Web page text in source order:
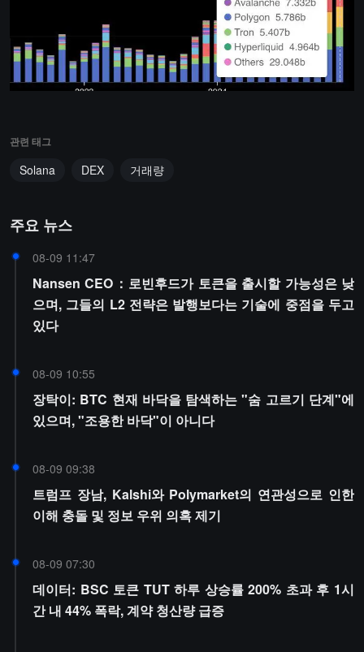
관련 태그
Solana DEX 거래량
주요 뉴스
08-09 11:47
Nansen CEO：로빈후드가 토큰을 출시할 가능성은 낮
으며, 그들의 L2 전략은 발행보다는 기술에 중점을 두고
있다
08-09 10:55
장탁이: BTC 현재 바닥을 탐색하는 "숨 고르기 단계"에
있으며, "조용한 바닥"이 아니다
08-09 09:38
트럼프 장남, Kalshi와 Polymarket의 연관성으로 인한
이해 충돌 및 정보 우위 의혹 제기
08-09 07:30
데이터: BSC 토큰 TUT 하루 상승률 200% 초과 후 1시
간 내 44% 폭락, 계약 청산량 급증